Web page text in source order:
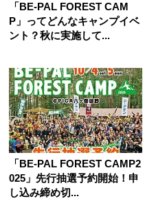
「BE-PAL FOREST CAM
P」ってどんなキャンプイベ
ント？秋に実施して...
「BE-PAL FOREST CAMP2
025」先行抽選予約開始！申
し込み締め切...